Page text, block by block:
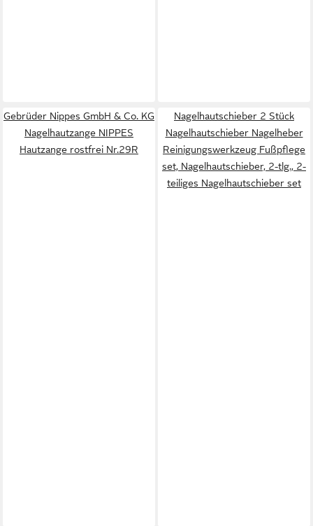
Gebrüder Nippes GmbH & Co. KG
Nagelhautzange NIPPES
Hautzange rostfrei Nr.29R
Nagelhautschieber 2 Stück
Nagelhautschieber Nagelheber
Reinigungswerkzeug Fußpflege
set, Nagelhautschieber, 2-tlg., 2-
teiliges Nagelhautschieber set